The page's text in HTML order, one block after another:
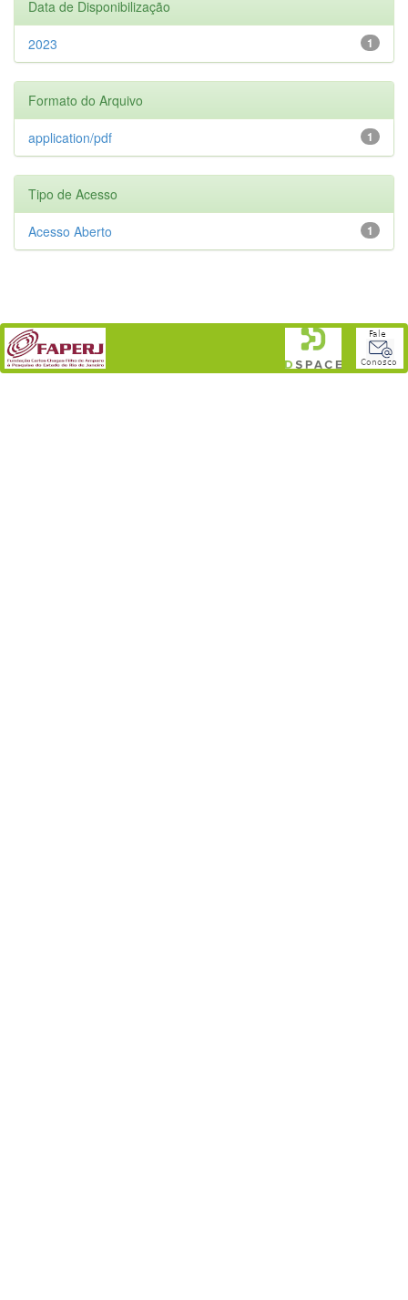
Data de Disponibilização
1
2023
Formato do Arquivo
1
application/pdf
Tipo de Acesso
1
Acesso Aberto